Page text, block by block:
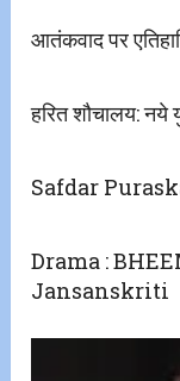
आतंकवाद पर
हरित शौचालय: नये
Safdar
Drama :
Jansanskriti